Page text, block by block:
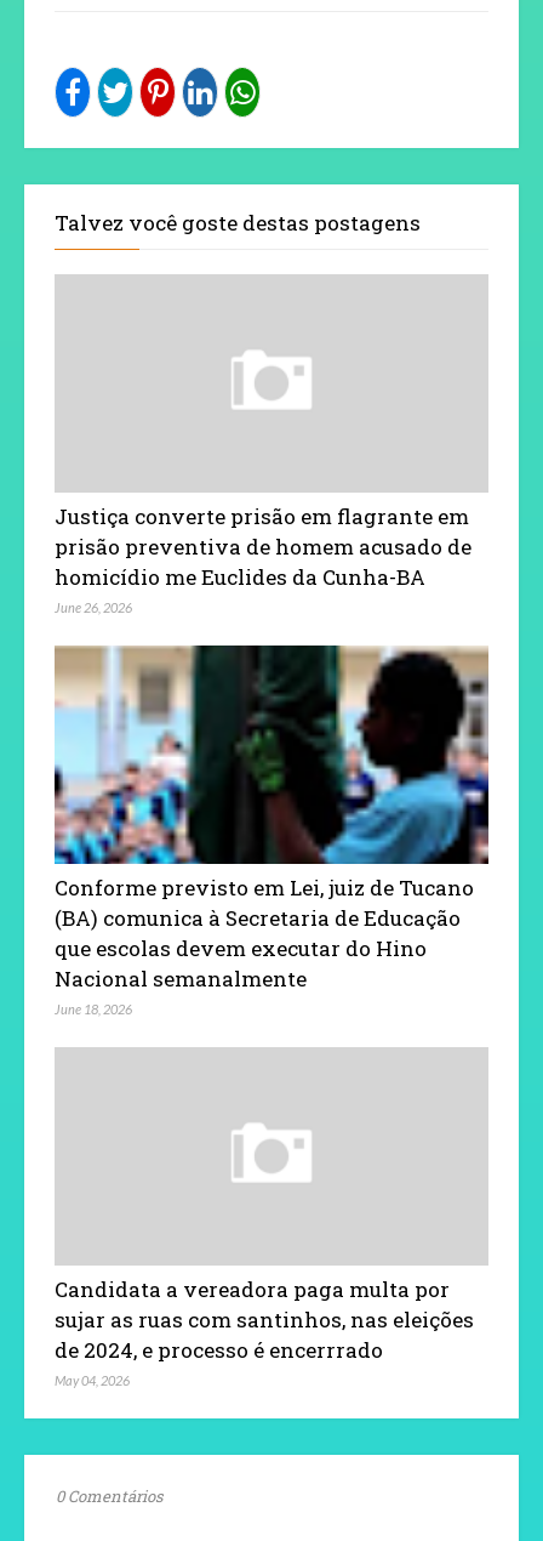
Talvez você goste destas postagens
Justiça converte prisão em flagrante em
prisão preventiva de homem acusado de
homicídio me Euclides da Cunha-BA
June 26, 2026
Conforme previsto em Lei, juiz de Tucano
(BA) comunica à Secretaria de Educação
que escolas devem executar do Hino
Nacional semanalmente
June 18, 2026
Candidata a vereadora paga multa por
sujar as ruas com santinhos, nas eleições
de 2024, e processo é encerrrado
May 04, 2026
0 Comentários